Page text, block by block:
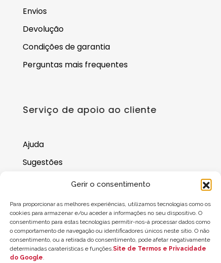
Gerir o consentimento
Para proporcionar as melhores experiências, utilizamos tecnologias como os
cookies para armazenar e/ou aceder a informações no seu dispositivo. O
consentimento para estas tecnologias permitir-nos-á processar dados como
o comportamento de navegação ou identificadores únicos neste sítio. O não
consentimento, ou a retirada do consentimento, pode afetar negativamente
determinadas caraterísticas e funções.Site de Termos e Privacidade
do Google.
Envios
Devolução
Condições de garantia
Perguntas mais frequentes
Serviço de apoio ao cliente
Ajuda
Sugestões
Onde nos encontrar